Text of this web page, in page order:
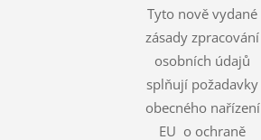
Tyto nově vydané
zásady zpracování
osobních údajů
splňují požadavky
obecného nařízení
EU o ochraně